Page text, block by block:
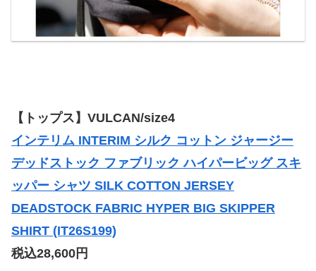
【トップス】VULCAN/size4
インテリム INTERIM シルク コットン ジャージー
デッドストック ファブリック ハイパービッグ スキ
ッパー シャツ SILK COTTON JERSEY
DEADSTOCK FABRIC HYPER BIG SKIPPER
SHIRT (IT26S199)
税込28,600円